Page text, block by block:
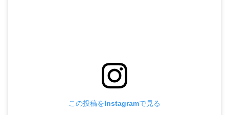
この投稿をInstagramで見る